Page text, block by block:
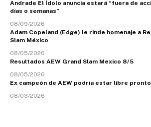
Andrade El Ídolo anuncia estará “fuera de
días o semanas”
08/09/2026
Adam Copeland (Edge) le rinde homenaje a
Slam México
08/05/2026
Resultados AEW Grand Slam Mexico 8/5
08/05/2026
Ex campeón de AEW podría estar libre pronto
08/03/2026